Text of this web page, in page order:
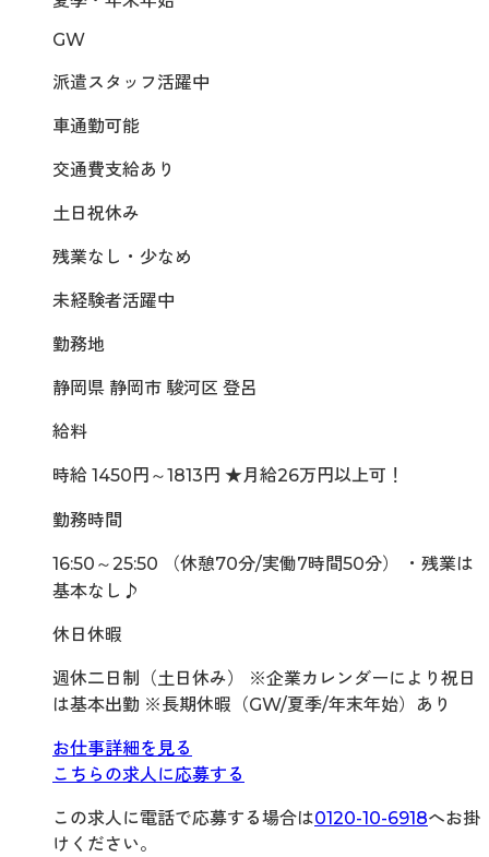
GW
派遣スタッフ活躍中
車通勤可能
交通費支給あり
土日祝休み
残業なし・少なめ
未経験者活躍中
勤務地
静岡県 静岡市 駿河区 登呂
給料
時給 1450円～1813円 ★月給26万円以上可！
勤務時間
16:50～25:50 （休憩70分/実働7時間50分） ・残業は
基本なし♪
休日休暇
週休二日制（土日休み） ※企業カレンダーにより祝日
は基本出勤 ※長期休暇（GW/夏季/年末年始）あり
お仕事詳細を見る
こちらの求人に応募する
この求人に電話で応募する場合は0120-10-6918へお掛
けください。